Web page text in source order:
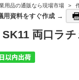
用品の通販なら現場市場 >
用資料をすぐ作成 →
SK11 両口ラ